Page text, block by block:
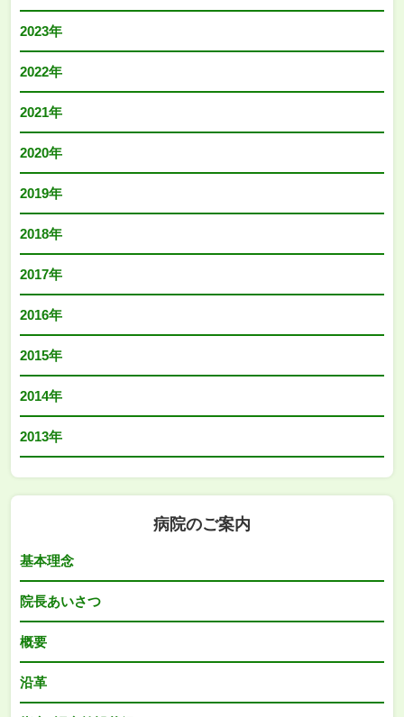
2023年
2022年
2021年
2020年
2019年
2018年
2017年
2016年
2015年
2014年
2013年
病院のご案内
基本理念
院長あいさつ
概要
沿革